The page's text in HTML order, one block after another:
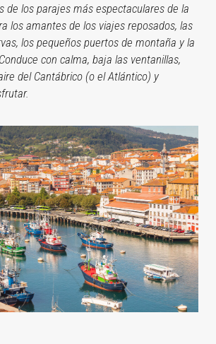
de los parajes más espectaculares de la
los amantes de los viajes reposados, las
los pequeños puertos de montaña y la
con calma, baja las ventanillas,
del Cantábrico (o el Atlántico) y